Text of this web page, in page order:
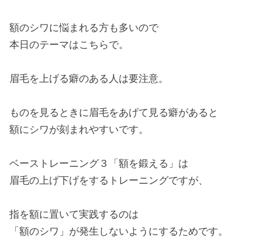
額のシワに悩まれる方も多いので
本日のテーマはこちらで。
眉毛を上げる癖のある人は要注意。
ものを見るときに眉毛をあげて見る癖があると
額にシワが刻まれやすいです。
ベーストレーニング３「額を鍛える」は
眉毛の上げ下げをするトレーニングですが、
指を額に置いて実践するのは
「額のシワ」が発生しないようにするためです。